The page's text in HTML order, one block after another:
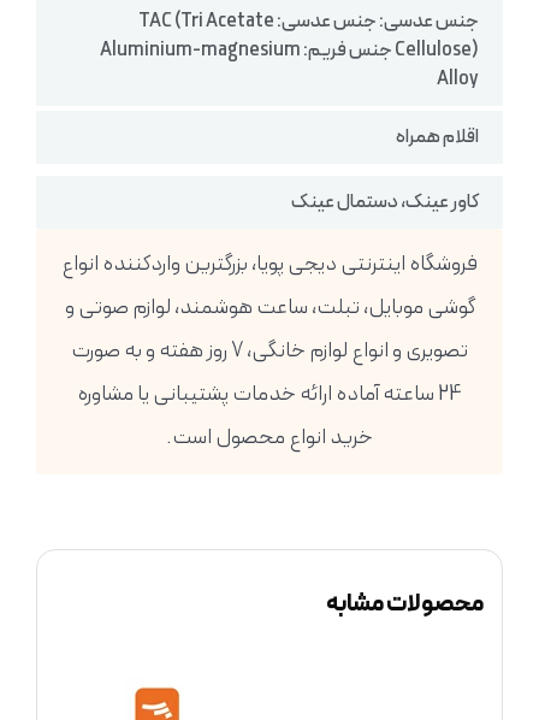
جنس عدسی: جنس عدسی: TAC (Tri Acetate
Cellulose) جنس فریم: Aluminium-magnesium
Alloy
اقلام همراه
کاور عینک، دستمال عینک
فروشگاه اینترنتی دیجی پویا، بزرگترین واردکننده انواع
گوشی موبایل، تبلت، ساعت هوشمند، لوازم صوتی و
تصویری و انواع لوازم خانگی، 7 روز هفته و به صورت
24 ساعته آماده ارائه خدمات پشتیبانی یا مشاوره
خرید انواع محصول است.
محصولات مشابه